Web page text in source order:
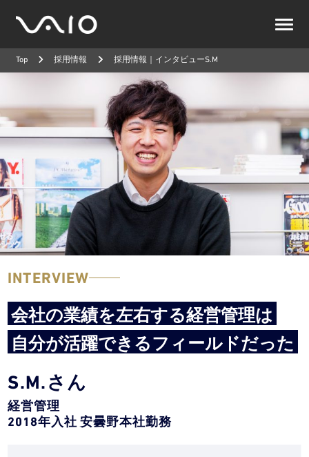
公
式
サ
Top 採用情報 採用情報｜インタビューS.M
INTERVIEW
会社の業績を左右する経営管理は
自分が活躍できるフィールドだった
S.M.さん
経営管理
2018年入社 安曇野本社勤務